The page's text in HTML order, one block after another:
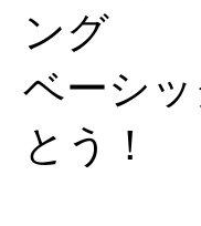
ング
ベーシ
とう！